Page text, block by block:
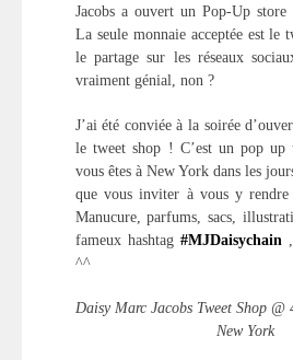
Jacobs a ouvert un Pop-Up
La seule monnaie acceptée est le
le partage sur les réseaux
vraiment génial, non ?
J’ai été conviée à la soirée
le tweet shop ! C’est un pop up
vous êtes à New York dans les
que vous inviter à vous y
Manucure, parfums, sacs,
fameux hashtag #MJDaisychain
^^
Daisy Marc Jacobs Tweet Shop @
New York